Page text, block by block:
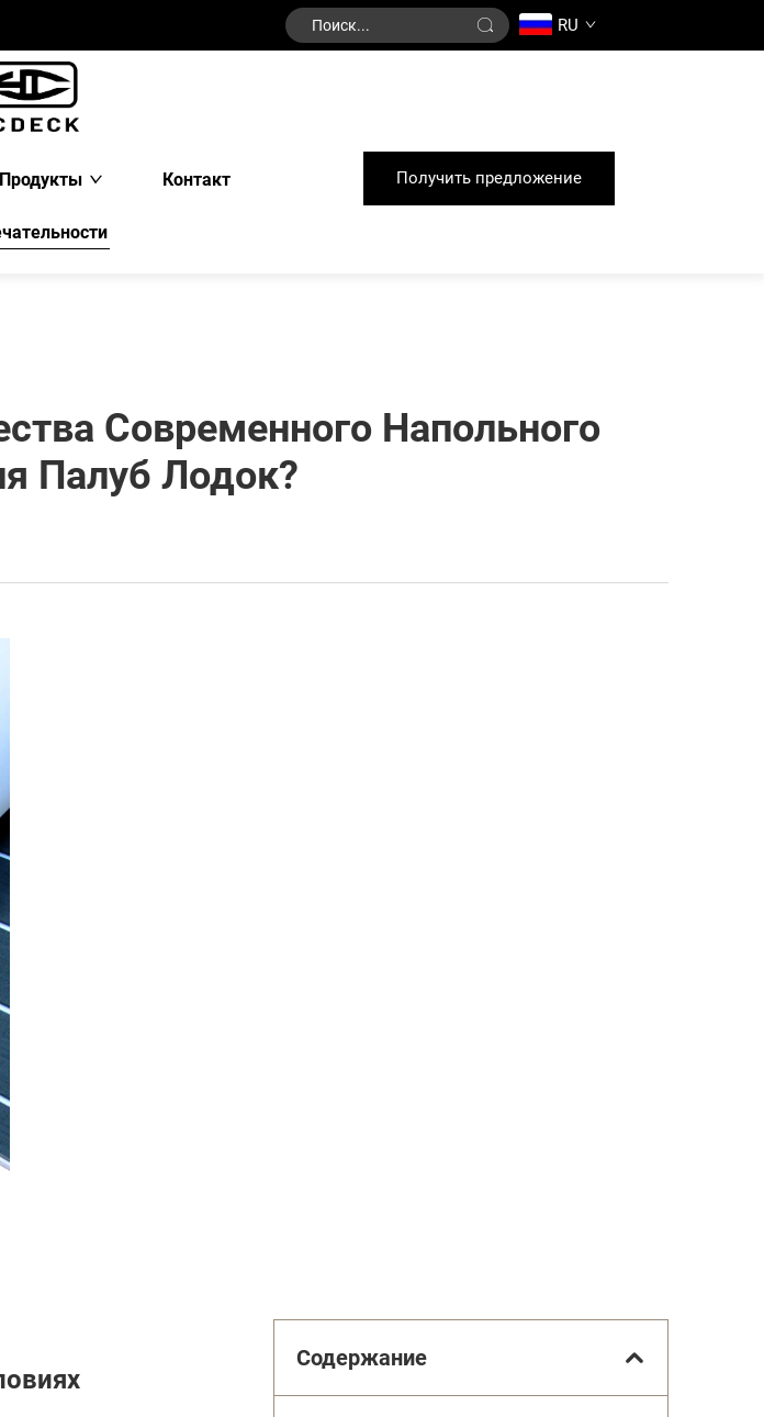
RU
Продукты Контакт Получить предложение
Современного Напольного
Палуб Лодок?
Содержание